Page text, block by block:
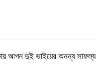
আপন দুই ভাইয়ের অনন্য সাফল্য